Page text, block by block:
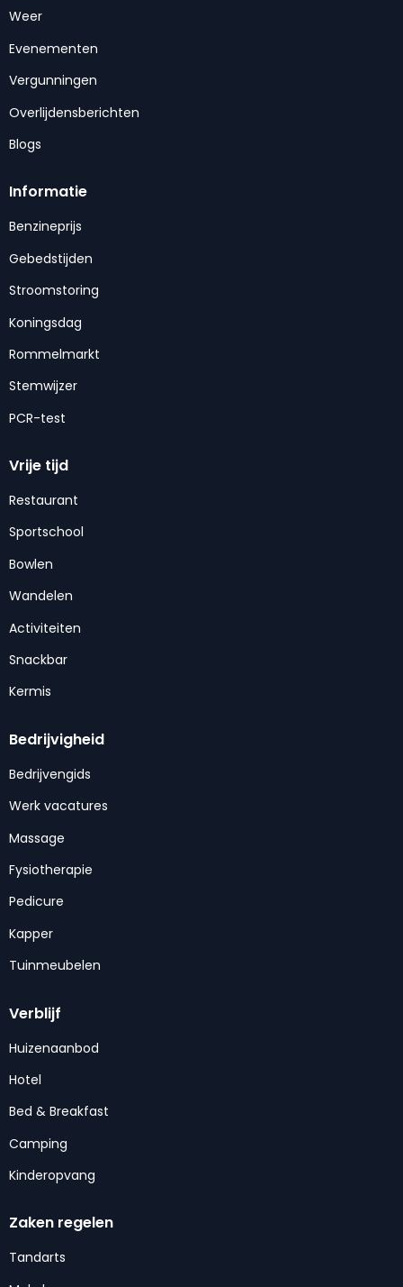
Weer
Evenementen
Vergunningen
Overlijdensberichten
Blogs
Informatie
Benzineprijs
Gebedstijden
Stroomstoring
Koningsdag
Rommelmarkt
Stemwijzer
PCR-test
Vrije tijd
Restaurant
Sportschool
Bowlen
Wandelen
Activiteiten
Snackbar
Kermis
Bedrijvigheid
Bedrijvengids
Werk vacatures
Massage
Fysiotherapie
Pedicure
Kapper
Tuinmeubelen
Verblijf
Huizenaanbod
Hotel
Bed & Breakfast
Camping
Kinderopvang
Zaken regelen
Tandarts